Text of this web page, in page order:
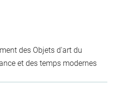
des Objets d'art du
et des temps modernes